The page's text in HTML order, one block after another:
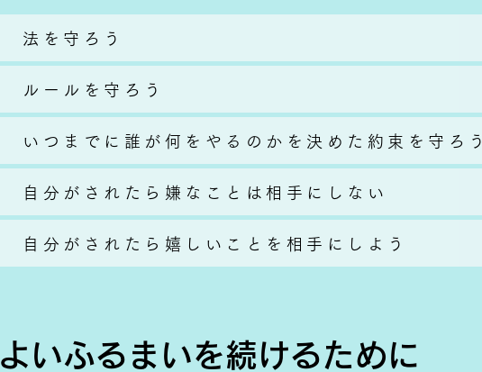
法を守ろう
ルールを守ろう
いつまでに誰が何をやるのかを決めた約束を守ろう
自分がされたら嫌なことは相手にしない
自分がされたら嬉しいことを相手にしよう
よいふるまいを続けるために